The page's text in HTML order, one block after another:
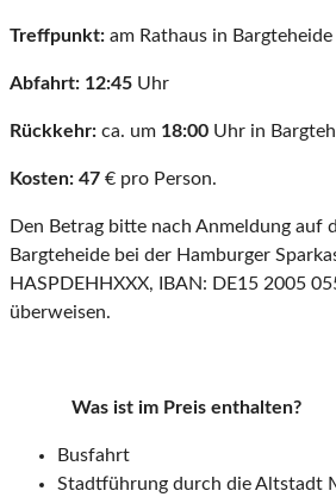
Treffpunkt: am Rathaus in
Abfahrt: 12:45 Uhr
Rückkehr: ca. um 18:00 Uhr in
Kosten: 47 € pro Person.
Den Betrag bitte nach Anmeldung auf
Bargteheide bei der Hamburger
HASPDEHHXXX, IBAN: DE15 2005
überweisen.
Was ist im Preis enthalten?
Busfahrt
Stadtführung durch die Altstadt